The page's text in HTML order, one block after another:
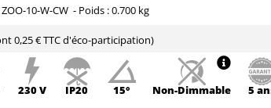
ZOO-10-W-CW - Poids :0.700 kg
0,25 € TTCd'éco-participation)
230 V IP20 15° Non-Dimmable
5